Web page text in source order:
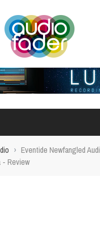
› Eventide Newfangled
- Review